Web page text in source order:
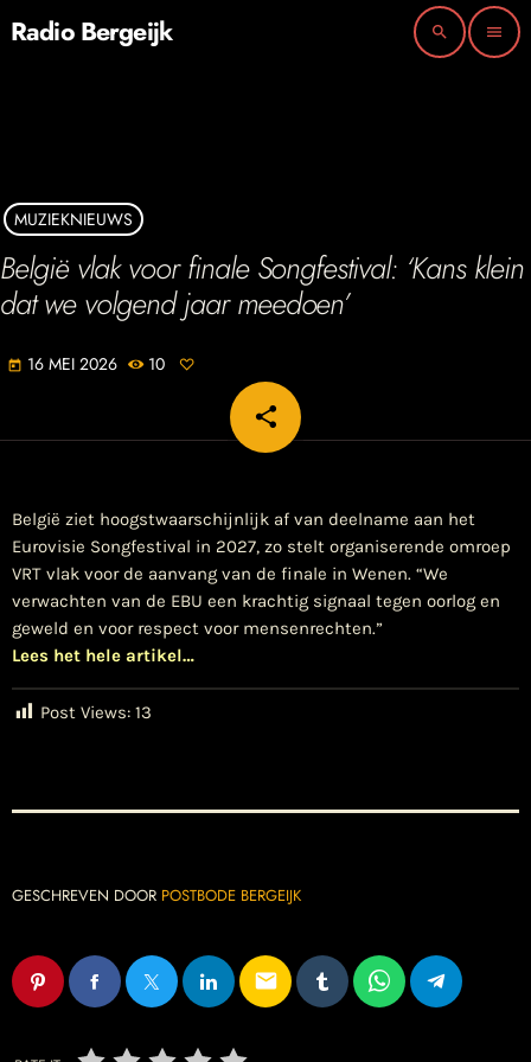
Radio Bergeijk search menu
MUZIEKNIEUWS
België vlak voor finale Songfestival: ‘Kans klein
dat we volgend jaar meedoen’
today 16 MEI 2026 10
share
email
België ziet hoogstwaarschijnlijk af van deelname aan het
Eurovisie Songfestival in 2027, zo stelt organiserende omroep
VRT vlak voor de aanvang van de finale in Wenen. “We
verwachten van de EBU een krachtig signaal tegen oorlog en
geweld en voor respect voor mensenrechten.”
Lees het hele artikel…
Post Views: 13
GESCHREVEN DOOR POSTBODE BERGEIJK
email